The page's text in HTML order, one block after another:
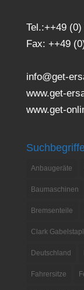
Tel.:++49
Fax: ++49
info@get-
www.get-
www.get-
Anbaugeräte
Baumaschinen
Bremsenteile
Clark
Deutschland
Fahrersitze